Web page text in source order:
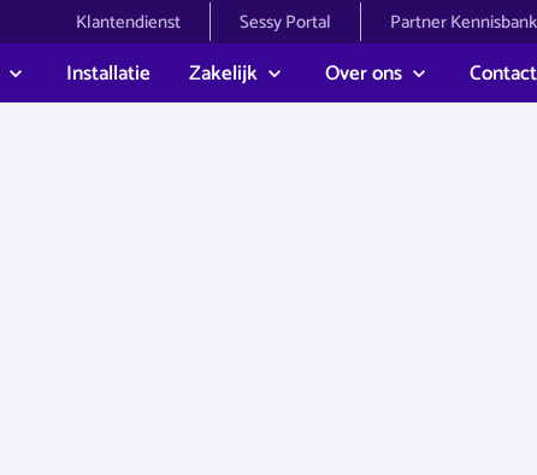
Klantendienst Sessy Portal Partner Kennisbank
Installatie Zakelijk Over ons Contact